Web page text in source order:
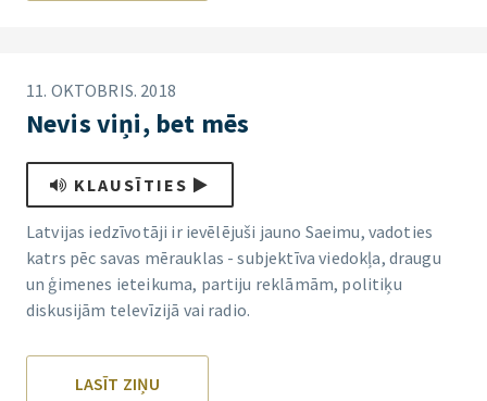
11. OKTOBRIS. 2018
Nevis viņi, bet mēs
KLAUSĪTIES
Latvijas iedzīvotāji ir ievēlējuši jauno Saeimu, vadoties
katrs pēc savas mērauklas - subjektīva viedokļa, draugu
un ģimenes ieteikuma, partiju reklāmām, politiķu
diskusijām televīzijā vai radio.
LASĪT ZIŅU